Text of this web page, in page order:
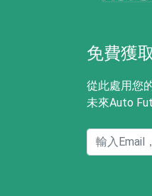
免費獲
從此處用您
未來Auto